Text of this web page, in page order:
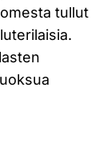
tullut